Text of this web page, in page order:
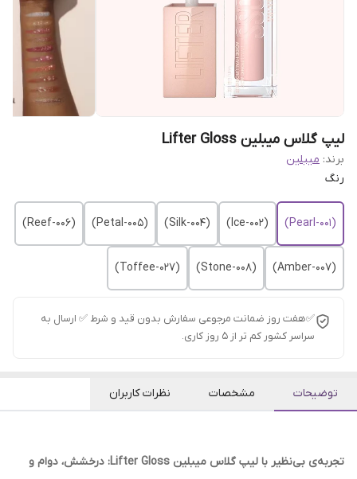
لیپ گلاس میبلین Lifter Gloss
برند: میبلین
رنگ
(Pearl-001)
(002-Ice)
(004-Silk)
(005-Petal)
(006-Reef)
(Amber-007)
(008-Stone)
(027-Toffee)
✅هفت روز ضمانت مرجوعی سفارش بدون قید و شرط ✅ ارسال به
سراسر کشور کم تر از 5 روز کاری.
توضیحات مشخصات نظرات کاربران
تجربه‌ی بی‌نظیر با لیپ گلاس میبلین Lifter Gloss: درخشش، دوام و